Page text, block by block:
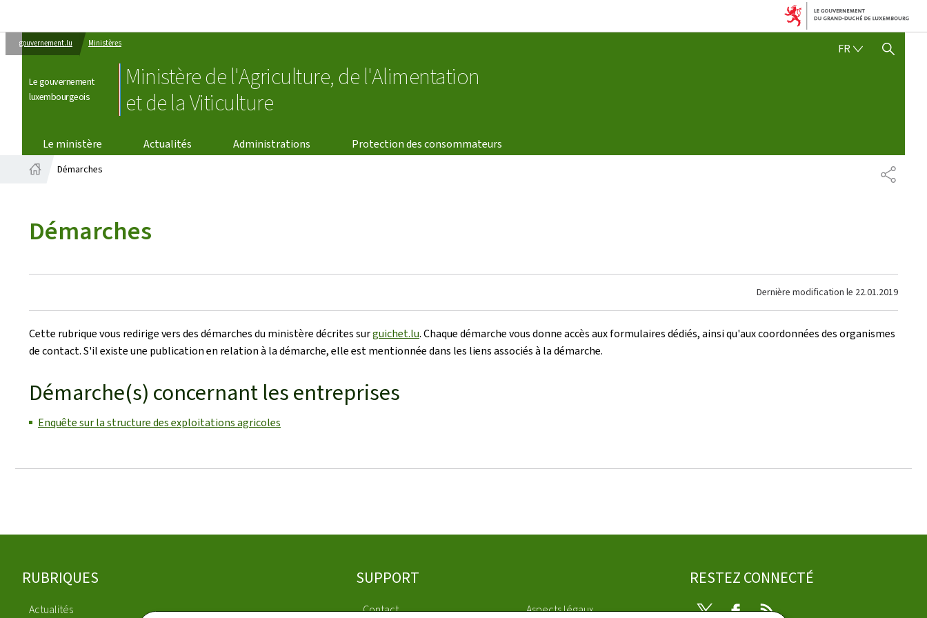
gouvernement.lu Ministères
Le gouvernement
luxembourgeois
Ministère de l'Agriculture, de l'Alimentation
et de la Viticulture
FRFRANÇAIS
AFFICHER / MASQUER
Le ministère Actualités Administrations
Protection des consommateurs
Démarches
Démarches
Dernière modification le 22.01.2019
Cette rubrique vous redirige vers des démarches du ministère décrites surguichet.lu. Chaque démarche vous donne accès aux formulaires dédiés, ainsi qu'aux coordonnées des organismes
de contact. S'il existe une publication en relation à la démarche, elle est mentionnée dans les liens associés à la démarche.
Démarche(s) concernant les entreprises
Enquête sur la structure des exploitations agricoles
Pied
de
RUBRIQUES
Actualités
SUPPORT
Contact Aspects légaux
RESTEZ CONNECTÉ
TwitterFacebook
RSS